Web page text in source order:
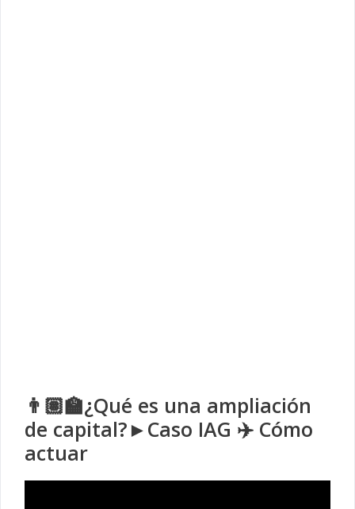
👨🏽‍🏫¿Qué es una ampliación
de capital?►Caso IAG ✈️ Cómo
actuar